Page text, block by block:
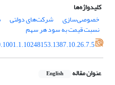
کلیدواژه‌ها
خصوصی‌سازی
شرکت‌های دولتی
نسبت قیمت به سود هر سهم
عنوان مقاله English